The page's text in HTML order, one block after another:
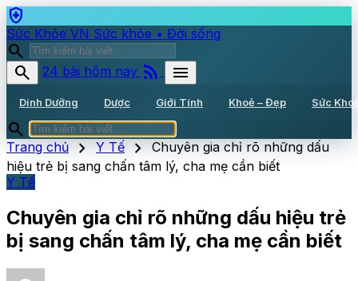
health_and_safety
Sức Khỏe VN Sức khỏe • Đời sống
search
search
24 bài hôm nay rss_feed menu
Dinh Dưỡng Dược Giới Tính Khoẻ – Đẹp Sức
search
Trang chủ chevron_right Y Tế chevron_right Chuyên gia chỉ rõ những dấu
hiệu trẻ bị sang chấn tâm lý, cha mẹ cần biết
Y Tế
Chuyên gia chỉ rõ những dấu hiệu trẻ
bị sang chấn tâm lý, cha mẹ cần biết